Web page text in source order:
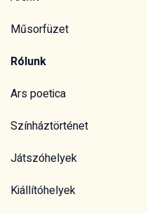
Műsorfüzet
Rólunk
Ars poetica
Színháztörténet
Játszóhelyek
Kiállítóhelyek